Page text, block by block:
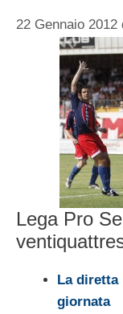
22 Gennaio 2012
Lega Pro
La diretta
giornata